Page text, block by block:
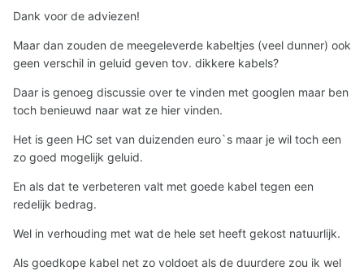
Dank voor de adviezen!
Maar dan zouden de meegeleverde kabeltjes (veel dunner) ook
geen verschil in geluid geven tov. dikkere kabels?
Daar is genoeg discussie over te vinden met googlen maar ben
toch benieuwd naar wat ze hier vinden.
Het is geen HC set van duizenden euro`s maar je wil toch een
zo goed mogelijk geluid.
En als dat te verbeteren valt met goede kabel tegen een
redelijk bedrag.
Wel in verhouding met wat de hele set heeft gekost natuurlijk.
Als goedkope kabel net zo voldoet als de duurdere zou ik wel